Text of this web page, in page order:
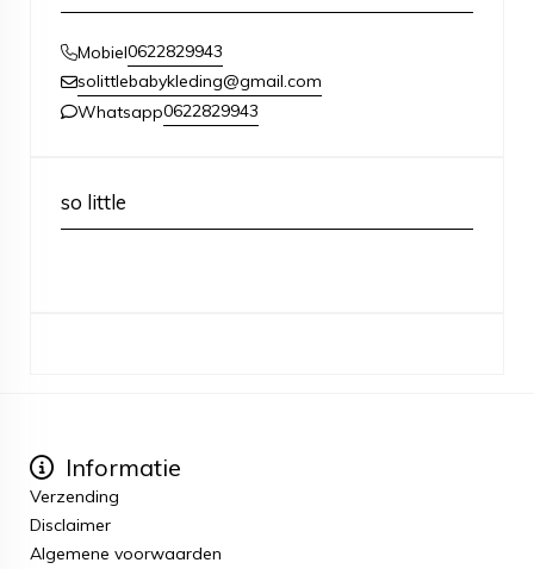
Mobiel0622829943
solittlebabykleding@gmail.com
Whatsapp0622829943
so little
Informatie
Verzending
Disclaimer
Algemene voorwaarden